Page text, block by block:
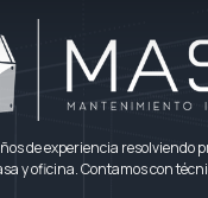
de experiencia resolviendo
y oficina. Contamos con